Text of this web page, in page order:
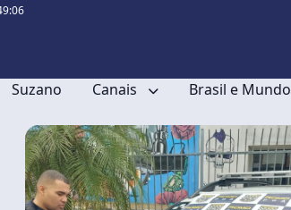
Suzano Canais Brasil e Mundo